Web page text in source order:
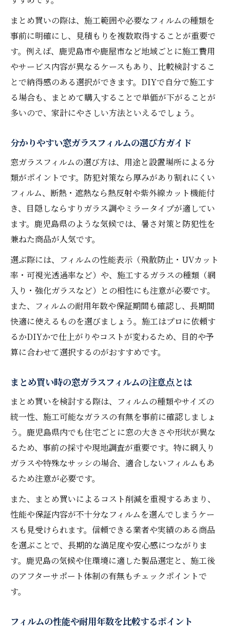
まとめ買いの際は、施工範囲や必要なフィルムの種類を
事前に明確にし、見積もりを複数取得することが重要で
す。例えば、鹿児島市や鹿屋市など地域ごとに施工費用
やサービス内容が異なるケースもあり、比較検討するこ
とで納得感のある選択ができます。DIYで自分で施工す
る場合も、まとめて購入することで単価が下がることが
多いので、家計にやさしい方法といえるでしょう。
分かりやすい窓ガラスフィルムの選び方ガイド
窓ガラスフィルムの選び方は、用途と設置場所による分
類がポイントです。防犯対策なら厚みがあり割れにくい
フィルム、断熱・遮熱なら熱反射や紫外線カット機能付
き、目隠しならすりガラス調やミラータイプが適してい
ます。鹿児島県のような気候では、暑さ対策と防犯性を
兼ねた商品が人気です。
選ぶ際には、フィルムの性能表示（飛散防止・UVカット
率・可視光透過率など）や、施工するガラスの種類（網
入り・強化ガラスなど）との相性にも注意が必要です。
また、フィルムの耐用年数や保証期間も確認し、長期間
快適に使えるものを選びましょう。施工はプロに依頼す
るかDIYかで仕上がりやコストが変わるため、目的や予
算に合わせて選択するのがおすすめです。
まとめ買い時の窓ガラスフィルムの注意点とは
まとめ買いを検討する際は、フィルムの種類やサイズの
統一性、施工可能なガラスの有無を事前に確認しましょ
う。鹿児島県内でも住宅ごとに窓の大きさや形状が異な
るため、事前の採寸や現地調査が重要です。特に網入り
ガラスや特殊なサッシの場合、適合しないフィルムもあ
るため注意が必要です。
また、まとめ買いによるコスト削減を重視するあまり、
性能や保証内容が不十分なフィルムを選んでしまうケー
スも見受けられます。信頼できる業者や実績のある商品
を選ぶことで、長期的な満足度や安心感につながりま
す。鹿児島の気候や住環境に適した製品選定と、施工後
のアフターサポート体制の有無もチェックポイントで
す。
フィルムの性能や耐用年数を比較するポイント